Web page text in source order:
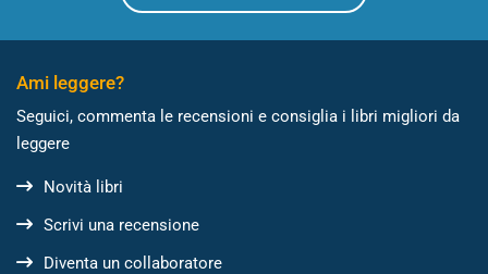
Ami leggere?
Seguici, commenta le recensioni e consiglia i libri migliori da
leggere
Novità libri
Scrivi una recensione
Diventa un collaboratore